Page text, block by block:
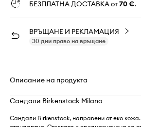
БЕЗПЛАТНА ДОСТАВКА от70 €.
ВРЪЩАНЕ И РЕКЛАМАЦИЯ
30 дни право на връщане
Описание на продукта
Сандали Birkenstock Milano
Сандали Birkenstock, направени от еко